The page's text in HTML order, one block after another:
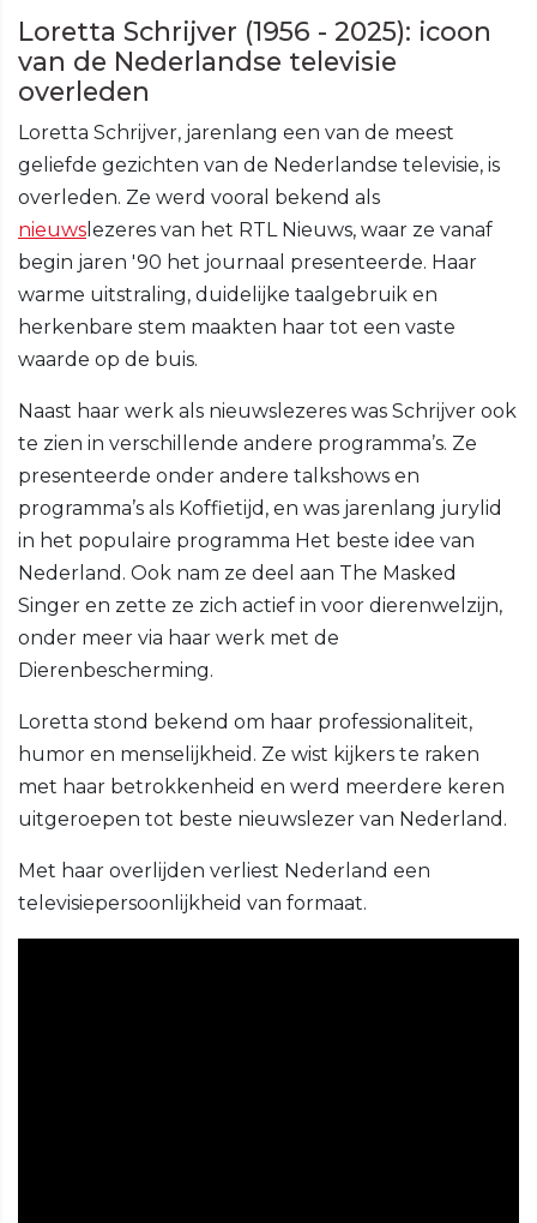
Loretta Schrijver (1956 - 2025): icoon
van de Nederlandse televisie
overleden
Loretta Schrijver, jarenlang een van de meest
geliefde gezichten van de Nederlandse televisie, is
overleden. Ze werd vooral bekend als
nieuws lezeres van het RTL Nieuws, waar ze vanaf
begin jaren '90 het journaal presenteerde. Haar
warme uitstraling, duidelijke taalgebruik en
herkenbare stem maakten haar tot een vaste
waarde op de buis.
Naast haar werk als nieuwslezeres was Schrijver ook
te zien in verschillende andere programma’s. Ze
presenteerde onder andere talkshows en
programma’s als Koffietijd, en was jarenlang jurylid
in het populaire programma Het beste idee van
Nederland. Ook nam ze deel aan The Masked
Singer en zette ze zich actief in voor dierenwelzijn,
onder meer via haar werk met de
Dierenbescherming.
Loretta stond bekend om haar professionaliteit,
humor en menselijkheid. Ze wist kijkers te raken
met haar betrokkenheid en werd meerdere keren
uitgeroepen tot beste nieuwslezer van Nederland.
Met haar overlijden verliest Nederland een
televisiepersoonlijkheid van formaat.